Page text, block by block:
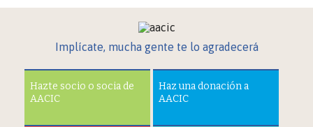
Implícate, mucha gente te lo agradecerá
Hazte socio o socia de
AACIC
Haz una donación a
AACIC